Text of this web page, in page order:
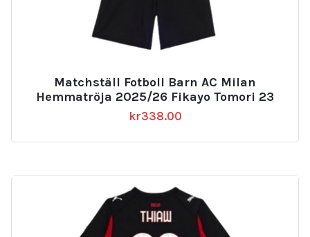
Matchställ Fotboll Barn AC Milan
Hemmatröja 2025/26 Fikayo Tomori 23
kr338.00